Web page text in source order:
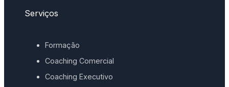
Serviços
Formação
Coaching Comercial
Coaching Executivo